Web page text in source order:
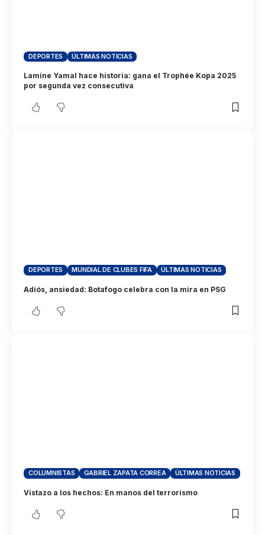
DEPORTES ÚLTIMAS NOTICIAS
Lamine Yamal hace historia: gana el Trophée Kopa 2025
por segunda vez consecutiva
DEPORTES MUNDIAL DE CLUBES FIFA ÚLTIMAS NOTICIAS
Adiós, ansiedad: Botafogo celebra con la mira en PSG
COLUMNISTAS GABRIEL ZAPATA CORREA ÚLTIMAS NOTICIAS
Vistazo a los hechos: En manos del terrorismo